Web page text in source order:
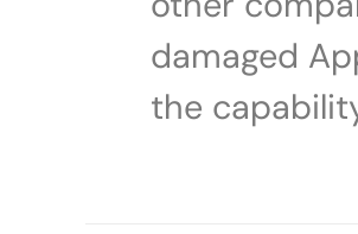
damaged
the